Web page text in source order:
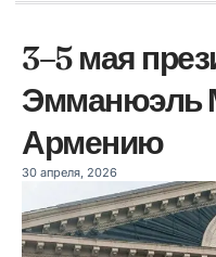
3–5 мая
Эмманюэль
Армению
30 апреля, 2026